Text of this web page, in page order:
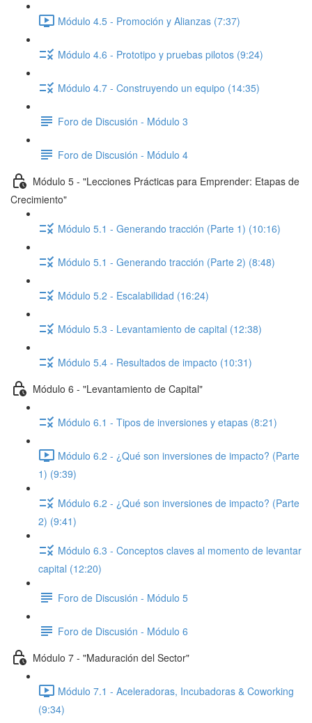
Módulo 4.5 - Promoción y Alianzas (7:37)
Módulo 4.6 - Prototipo y pruebas pilotos (9:24)
Módulo 4.7 - Construyendo un equipo (14:35)
Foro de Discusión - Módulo 3
Foro de Discusión - Módulo 4
Módulo 5 - "Lecciones Prácticas para Emprender: Etapas de
Crecimiento"
Módulo 5.1 - Generando tracción (Parte 1) (10:16)
Módulo 5.1 - Generando tracción (Parte 2) (8:48)
Módulo 5.2 - Escalabilidad (16:24)
Módulo 5.3 - Levantamiento de capital (12:38)
Módulo 5.4 - Resultados de impacto (10:31)
Módulo 6 - "Levantamiento de Capital"
Módulo 6.1 - Tipos de inversiones y etapas (8:21)
Módulo 6.2 - ¿Qué son inversiones de impacto? (Parte
1) (9:39)
Módulo 6.2 - ¿Qué son inversiones de impacto? (Parte
2) (9:41)
Módulo 6.3 - Conceptos claves al momento de levantar
capital (12:20)
Foro de Discusión - Módulo 5
Foro de Discusión - Módulo 6
Módulo 7 - "Maduración del Sector"
Módulo 7.1 - Aceleradoras, Incubadoras & Coworking
(9:34)